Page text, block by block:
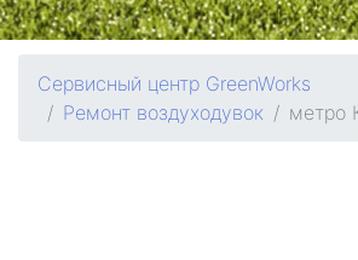
Сервисный центр GreenWorks
Ремонт воздуходувок
метро